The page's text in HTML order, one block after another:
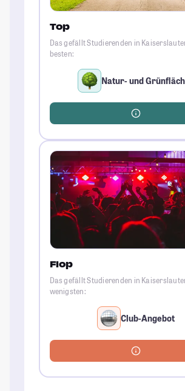
Top
Das gefällt Studierenden in
besten:
Natur- und
Flop
Das gefällt Studierenden in
wenigsten:
Club-Angebot